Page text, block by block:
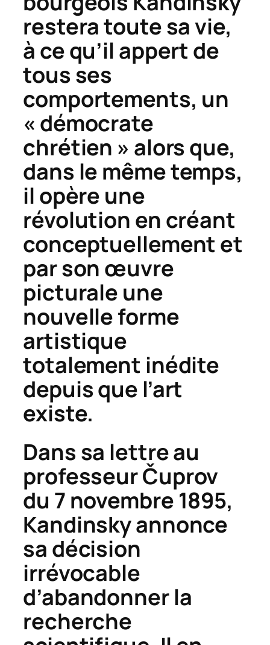
restera toute sa vie,
à ce qu’il appert de
tous ses
comportements, un
« démocrate
chrétien » alors que,
dans le même temps,
il opère une
révolution en créant
conceptuellement et
par son œuvre
picturale une
nouvelle forme
artistique
totalement inédite
depuis que l’art
existe.
Dans sa lettre au
professeurČuprov
du 7 novembre 1895,
Kandinsky annonce
sa décision
irrévocable
d’abandonner la
recherche